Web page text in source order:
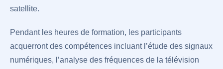
satellite.
Pendant les heures de formation, les participants
acquerront des compétences incluant l’étude des signaux
numériques, l’analyse des fréquences de la télévision